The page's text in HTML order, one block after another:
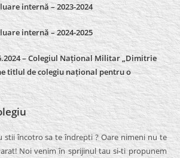
internă – 2023-2024
internă –2024-2025
– Colegiul Național Militar „Dimitrie
titlul de colegiu național pentru o
stii încotro sa te îndrepti ? Oare nimeni nu te
Noi venim în sprijinul tau si-ti propunem